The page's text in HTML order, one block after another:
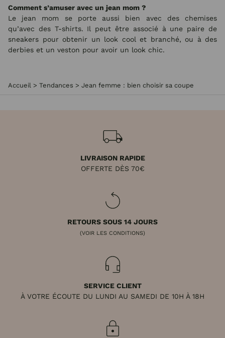
Comment s’amuser avec un jean mom ?
Le jean mom se porte aussi bien avec des chemises
qu’avec des T-shirts. Il peut être associé à une paire de
sneakers pour obtenir un look cool et branché, ou à des
derbies et un veston pour avoir un look chic.
Accueil > Tendances > Jean femme : bien choisir sa coupe
LIVRAISON RAPIDE
OFFERTE DÈS 70€
RETOURS SOUS 14 JOURS
(VOIR LES CONDITIONS)
SERVICE CLIENT
À VOTRE ÉCOUTE DU LUNDI AU SAMEDI DE 10H À 18H